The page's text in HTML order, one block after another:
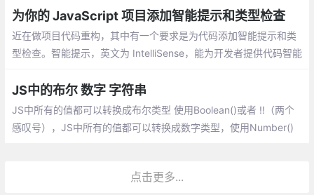
数(Function)。
为你的 JavaScript 项目添加智能提示和类型检查
近在做项目代码重构，其中有一个要求是为代码添加智能提示和类
型检查。智能提示，英文为 IntelliSense，能为开发者提供代码智能
码。
JS中的布尔 数字 字符串
JS中所有的值都可以转换成布尔类型 使用Boolean()或者 !!（两个
感叹号），JS中所有的值都可以转换成数字类型，使用Number()
点击更多...